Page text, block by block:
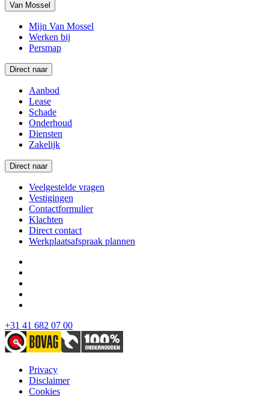
Van Mossel
Mijn Van Mossel
Werken bij
Persmap
Direct naar
Aanbod
Lease
Schade
Onderhoud
Diensten
Zakelijk
Direct naar
Veelgestelde vragen
Vestigingen
Contactformulier
Klachten
Direct contact
Werkplaatsafspraak plannen
+31 41 682 07 00
Privacy
Disclaimer
Cookies